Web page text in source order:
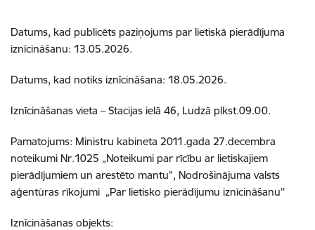
Datums, kad publicēts paziņojums par lietiskā pierādījuma
iznīcināšanu: 13.05.2026.
Datums, kad notiks iznīcināšana: 18.05.2026.
Iznīcināšanas vieta –Stacijas ielā 46, Ludzā plkst.09.00.
Pamatojums: Ministru kabineta 2011.gada 27.decembra
noteikumi Nr.1025 „Noteikumi par rīcību ar lietiskajiem
pierādījumiem un arestēto mantu”, Nodrošinājuma valsts
aģentūras rīkojumi „Par lietisko pierādījumu iznīcināšanu’’
Iznīcināšanas objekts: